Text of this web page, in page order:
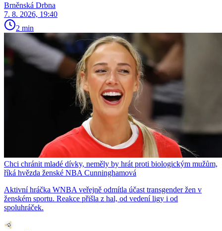
Brněnská Drbna
7. 8. 2026, 19:40
2 min
Chci chránit mladé dívky, neměly by hrát proti biologickým mužům,
říká hvězda ženské NBA Cunninghamová
Aktivní hráčka WNBA veřejně odmítla účast transgender žen v
ženském sportu. Reakce přišla z hal, od vedení ligy i od
spoluhráček.